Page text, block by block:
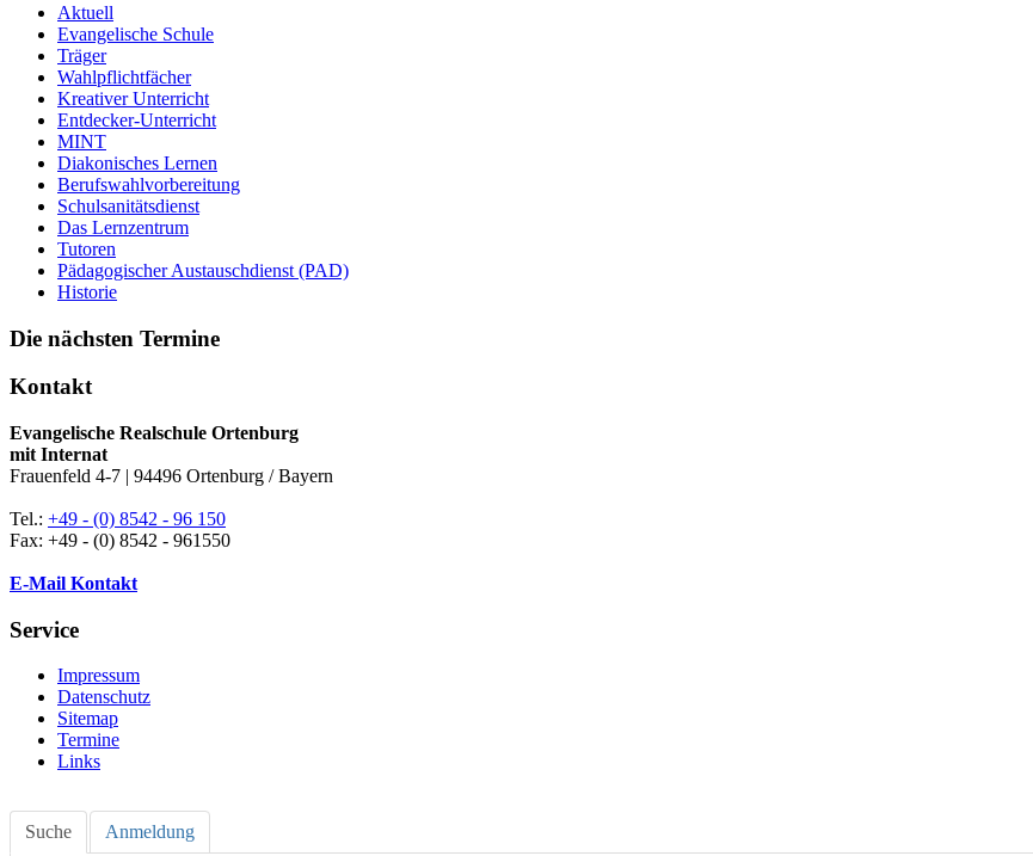
Aktuell
Evangelische Schule
Träger
Wahlpflichtfächer
Kreativer Unterricht
Entdecker-Unterricht
MINT
Diakonisches Lernen
Berufswahlvorbereitung
Schulsanitätsdienst
Das Lernzentrum
Tutoren
Pädagogischer Austauschdienst (PAD)
Historie
Die nächsten Termine
Kontakt
Evangelische Realschule Ortenburg
mit Internat
Frauenfeld 4-7 | 94496 Ortenburg / Bayern
Tel.: +49 - (0) 8542 - 96 150
Fax: +49 - (0) 8542 - 961550
E-Mail Kontakt
Service
Impressum
Datenschutz
Sitemap
Termine
Links
Suche Anmeldung